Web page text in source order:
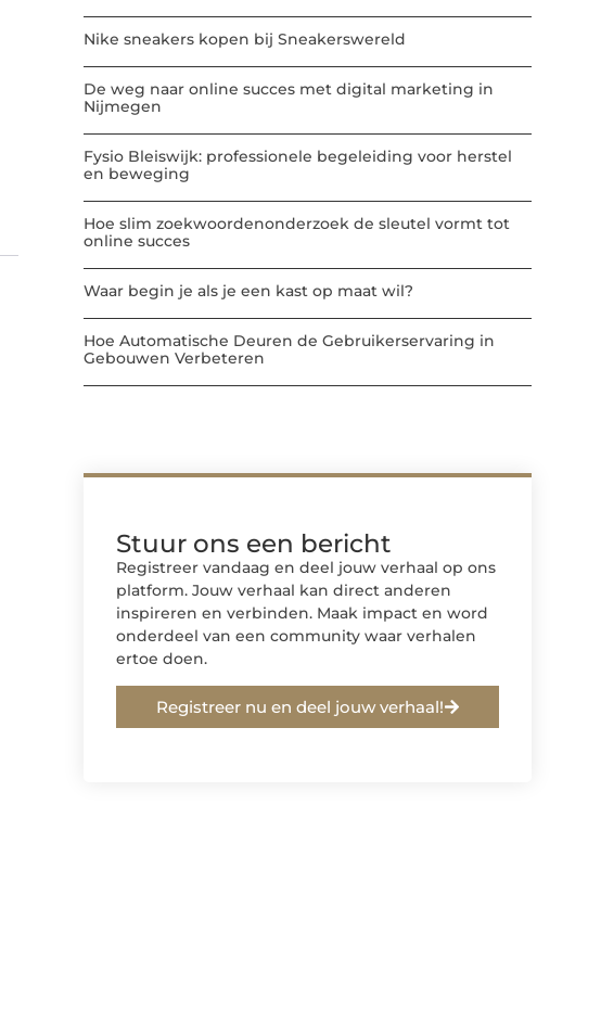
Nike sneakers kopen bij Sneakerswereld
De weg naar online succes met digital marketing in
Nijmegen
Fysio Bleiswijk: professionele begeleiding voor herstel
en beweging
Hoe slim zoekwoordenonderzoek de sleutel vormt tot
online succes
Waar begin je als je een kast op maat wil?
Hoe Automatische Deuren de Gebruikerservaring in
Gebouwen Verbeteren
Stuur ons een bericht
Registreer vandaag en deel jouw verhaal op ons
platform. Jouw verhaal kan direct anderen
inspireren en verbinden. Maak impact en word
onderdeel van een community waar verhalen
ertoe doen.
Registreer nu en deel jouw verhaal!